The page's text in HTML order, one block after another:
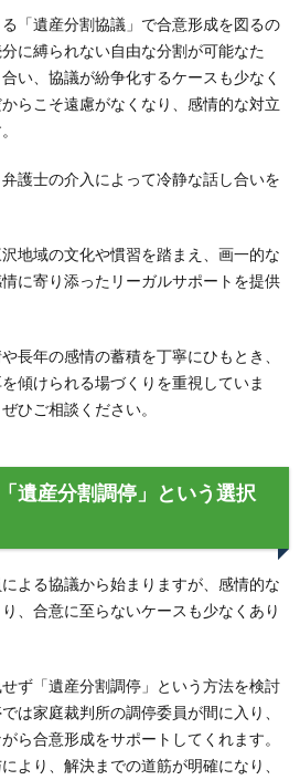
「遺産分割協議」で合意形成を図るの
に縛られない自由な分割が可能なた
い、協議が紛争化するケースも少なく
らこそ遠慮がなくなり、感情的な対立
護士の介入によって冷静な話し合いを
地域の文化や慣習を踏まえ、画一的な
に寄り添ったリーガルサポートを提供
長年の感情の蓄積を丁寧にひもとき、
傾けられる場づくりを重視していま
ひご相談ください。
遺産分割調停」という選択
よる協議から始まりますが、感情的な
、合意に至らないケースも少なくあり
ず「遺産分割調停」という方法を検討
は家庭裁判所の調停委員が間に入り、
ら合意形成をサポートしてくれます。
より、解決までの道筋が明確になり、